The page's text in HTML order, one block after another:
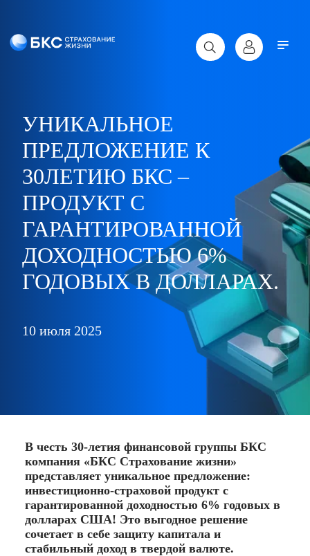
УНИКАЛЬНОЕ
ПРЕДЛОЖЕНИЕ К
30ЛЕТИЮ БКС –
ПРОДУКТ С
ГАРАНТИРОВАННОЙ
ДОХОДНОСТЬЮ 6%
ГОДОВЫХ В ДОЛЛАРАХ.
10 июля 2025
В честь 30-летия финансовой группы БКС
компания «БКС Страхование жизни»
представляет уникальное предложение:
инвестиционно-страховой продукт с
гарантированной доходностью 6% годовых в
долларах США! Это выгодное решение
сочетает в себе защиту капитала и
стабильный доход в твердой валюте.